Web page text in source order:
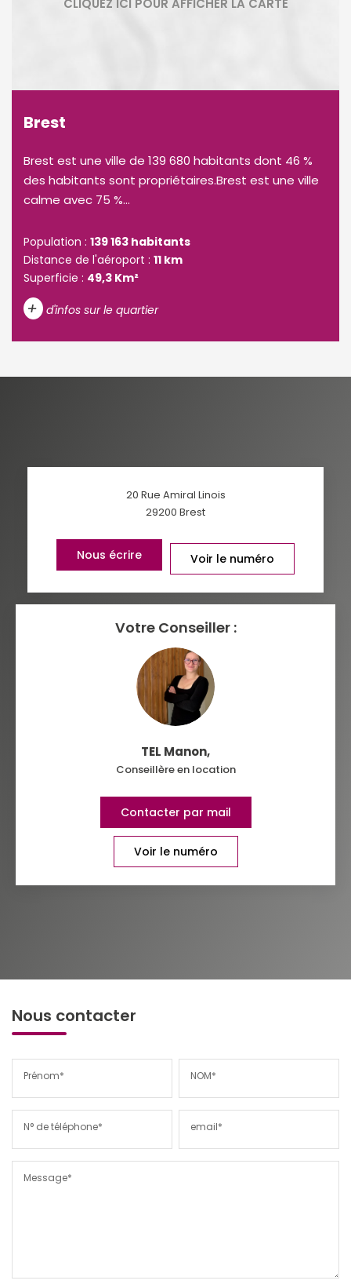
Brest
Brest est une ville de 139 680 habitants dont 46 %
des habitants sont propriétaires.Brest est une ville
calme avec 75 %...
Population : 139 163 habitants
Distance de l'aéroport : 11 km
Superficie : 49,3 Km²
+ d'infos sur le quartier
VOITURE
RÉSULTATS DES LYCÉES ECOLES ET CRÈCHES
RESTAURANTS ET CAFÉS COMMERCES
20 Rue Amiral Linois
29200 Brest
Nous écrire Voir le numéro
Votre Conseiller :
TEL Manon,
Conseillère en location
Contacter par mail
Voir le numéro
Nous contacter
Prénom* NOM*
N° de téléphone* email*
Message*